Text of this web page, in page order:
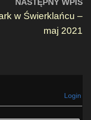
NASTĘPNY WPIS
w Świerklańcu –
maj 2021
Login